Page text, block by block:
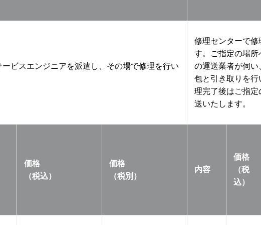
ービスエンジニアを派遣し、その場で修理を行い
修理センターで修
す。ご指定の場所
の運送業者が伺い
包と引き取りを行
理完了後はご指定
送いたします。
価格
（税込）
価格
（税別）
内容
価格
（税
込）